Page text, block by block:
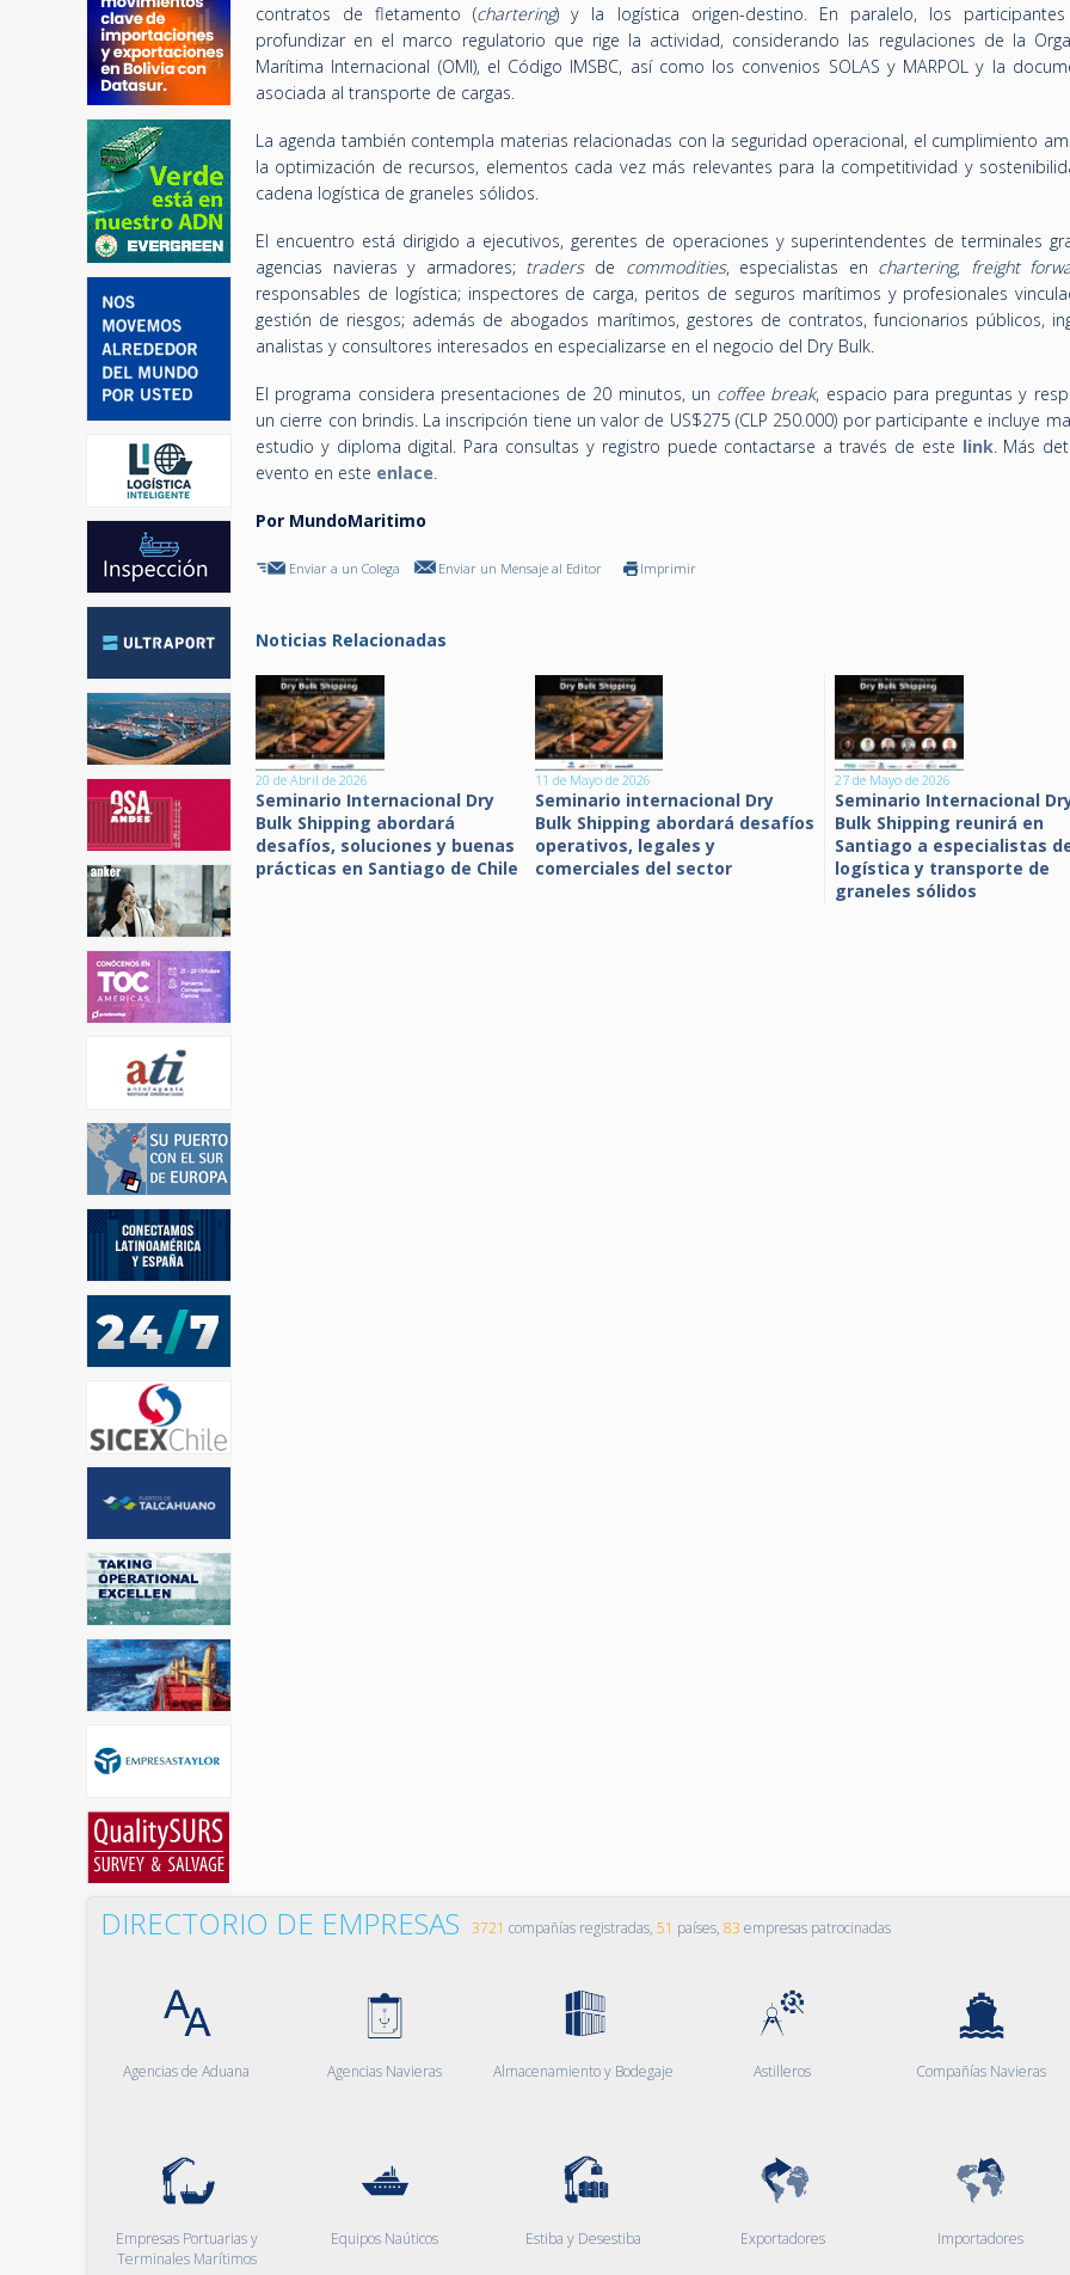
contratos de fletamento (chartering) y la logística origen-destino. En paralelo, los
profundizar en el marco regulatorio que rige la actividad, considerando las regulaciones de la
Marítima Internacional (OMI), el Código IMSBC, así como los convenios SOLAS y MARPOL y la
asociada al transporte de cargas.
La agenda también contempla materias relacionadas con la seguridad operacional, el cumplimiento
la optimización de recursos, elementos cada vez más relevantes para la competitividad y
cadena logística de graneles sólidos.
El encuentro está dirigido a ejecutivos, gerentes de operaciones y superintendentes de terminales
agencias navieras y armadores; traders de commodities, especialistas en chartering, freight
responsables de logística; inspectores de carga, peritos de seguros marítimos y profesionales
gestión de riesgos; además de abogados marítimos, gestores de contratos, funcionarios públicos,
analistas y consultores interesados en especializarse en el negocio del Dry Bulk.
El programa considera presentaciones de 20 minutos, un coffee break, espacio para preguntas y
un cierre con brindis. La inscripción tiene un valor de US$275 (CLP 250.000) por participante e incluye
estudio y diploma digital. Para consultas y registro puede contactarse a través de este link. Más
evento en este enlace.
Por MundoMaritimo
Enviar a un Colega Enviar un Mensaje al Editor Imprimir
Noticias Relacionadas
20 de Abril de 2026
Seminario Internacional Dry
Bulk Shipping abordará
desafíos, soluciones y buenas
prácticas en Santiago de Chile
11 de Mayo de 2026
Seminario internacional Dry
Bulk Shipping abordará desafíos
operativos, legales y
comerciales del sector
27 de Mayo de 2026
Seminario Internacional
Bulk Shipping reunirá en
Santiago a especialistas
logística y transporte de
graneles sólidos
DIRECTORIO DE EMPRESAS 3721 compañías registradas, 51 países, 83 empresas patrocinadas
Agencias de Aduana Agencias Navieras Almacenamiento y Bodegaje Astilleros Compañías Navieras
Empresas Portuarias y
Terminales Marítimos
Equipos Naúticos Estiba y Desestiba Exportadores Importadores